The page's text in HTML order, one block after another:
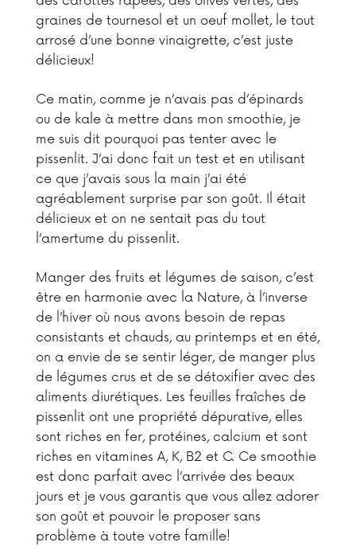
graines de tournesol et un oeuf mollet, le tout
arrosé d’une bonne vinaigrette, c’est juste
délicieux!
Ce matin, comme je n’avais pas d’épinards
ou de kale à mettre dans mon smoothie, je
me suis dit pourquoi pas tenter avec le
pissenlit. J’ai donc fait un test et en utilisant
ce que j’avais sous la main j’ai été
agréablement surprise par son goût. Il était
délicieux et on ne sentait pas du tout
l’amertume du pissenlit.
Manger des fruits et légumes de saison, c’est
être en harmonie avec la Nature, à l’inverse
de l’hiver où nous avons besoin de repas
consistants et chauds, au printemps et en été,
on a envie de se sentir léger, de manger plus
de légumes crus et de se détoxifier avec des
aliments diurétiques. Les feuilles fraîches de
pissenlit ont une propriété dépurative, elles
sont riches en fer, protéines, calcium et sont
riches en vitamines A, K, B2 et C. Ce smoothie
est donc parfait avec l’arrivée des beaux
jours et je vous garantis que vous allez adorer
son goût et pouvoir le proposer sans
problème à toute votre famille!